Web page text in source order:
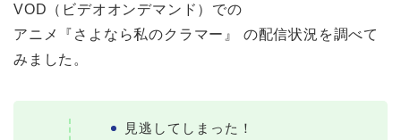
VOD（ビデオオンデマンド）での
アニメ『さよなら私のクラマー』 の配信状況を調べて
みました。
見逃してしまった！